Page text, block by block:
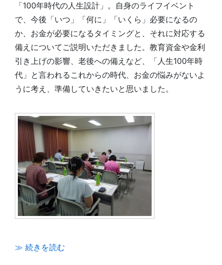
「100年時代の人生設計」。自身のライフイベント
で、今後「いつ」「何に」「いくら」必要になるの
か、お金が必要になるタイミングと、それに対応する
備えについてご説明いただきました。教育資金や金利
引き上げの影響、老後への備えなど、「人生100年時
代」と言われるこれからの時代、お金の悩みがないよ
うに考え、準備していきたいと思いました。
≫ 続きを読む